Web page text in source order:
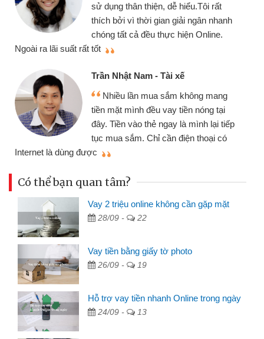
sử dụng thân thiện, dễ hiểu.Tôi rất
thích bởi vì thời gian giải ngân nhanh
chóng tất cả đều thực hiện Online.
Ngoài ra lãi suất rất tốt
Trần Nhật Nam - Tài xế
Nhiều lần mua sắm không mang
tiền mặt mình đều vay tiền nóng tại
đây. Tiền vào thẻ ngay là mình lại tiếp
tục mua sắm. Chỉ cần điện thoại có
Internet là dùng được
Có thể bạn quan tâm?
Vay 2 triệu online không cần gặp mặt
28/09 - 22
Vay tiền bằng giấy tờ photo
26/09 - 19
Hỗ trợ vay tiền nhanh Online trong ngày
24/09 - 13